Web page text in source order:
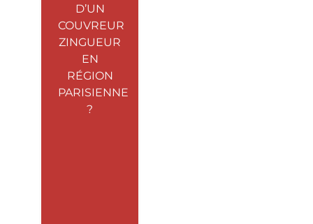
D’UN
COUVREUR
ZINGUEUR
EN
RÉGION
PARISIENNE
?